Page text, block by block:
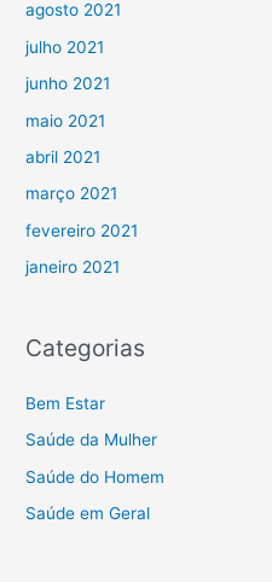
agosto 2021
julho 2021
junho 2021
maio 2021
abril 2021
março 2021
fevereiro 2021
janeiro 2021
Categorias
Bem Estar
Saúde da Mulher
Saúde do Homem
Saúde em Geral